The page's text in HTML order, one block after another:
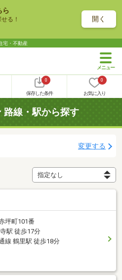
ら
る！ 開く
宅・不動産
0
保存した条件
0
お気に入り
路線・駅から探す
変更する
坪町101番
駅 徒歩17分
線 鶴里駅 徒歩18分